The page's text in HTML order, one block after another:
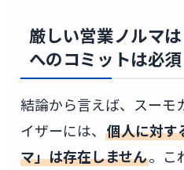
厳しい営業ノルマ
へのコミットは必須
結論から言えば、スーモ
イザーには、 個人に対す
マ」は存在しません。こ